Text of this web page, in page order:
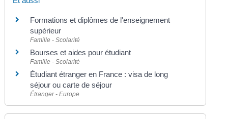
Formations et diplômes de l'enseignement
supérieur
Famille - Scolarité
Bourses et aides pour étudiant
Famille - Scolarité
Étudiant étranger en France : visa de long
séjour ou carte de séjour
Étranger - Europe